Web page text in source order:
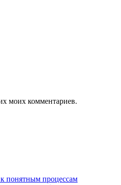
моих комментариев.
понятным процессам